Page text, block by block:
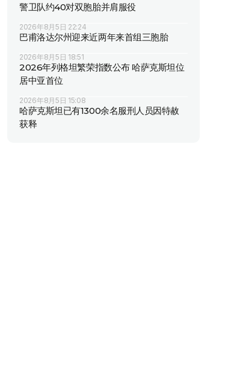
警卫队约40对双胞胎并肩服役
2026年8月5日 22:24
巴甫洛达尔州迎来近两年来首组三胞胎
2026年8月5日 18:51
2026年列格坦繁荣指数公布 哈萨克斯坦位
居中亚首位
2026年8月5日 15:08
哈萨克斯坦已有1300余名服刑人员因特赦
获释